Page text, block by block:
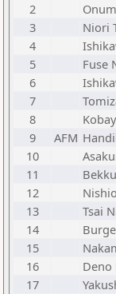
2
3
Niori
4
5
Fuse
6
7
8
9
AFM
10
11
12
13
Tsai
14
15
16
Deno
17